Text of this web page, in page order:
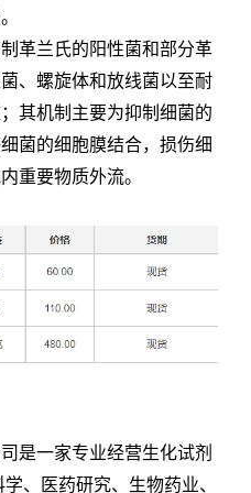
革兰氏的阳性菌和部分革
、螺旋体和放线菌以至耐
其机制主要为抑制细菌的
菌的细胞膜结合，损伤细
重要物质外流。
是一家专业经营生化试剂
、医药研究、生物药业、